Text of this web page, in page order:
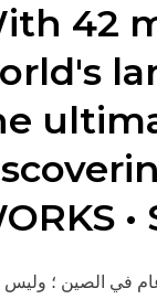
42
•
هو مشروب كحولي مصنوع من العنب. وربما تم اختراعها منذ حوالي 9000 عام